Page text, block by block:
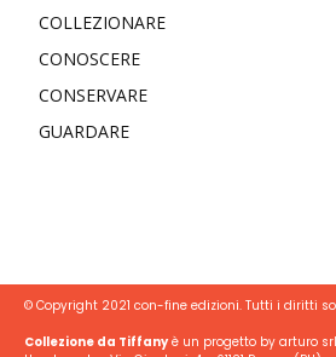
COLLEZIONARE
CONOSCERE
CONSERVARE
GUARDARE
© Copyright 2021 con-fine edizioni. Tutti i diritti
Collezione da Tiffanyè un progetto by arturo